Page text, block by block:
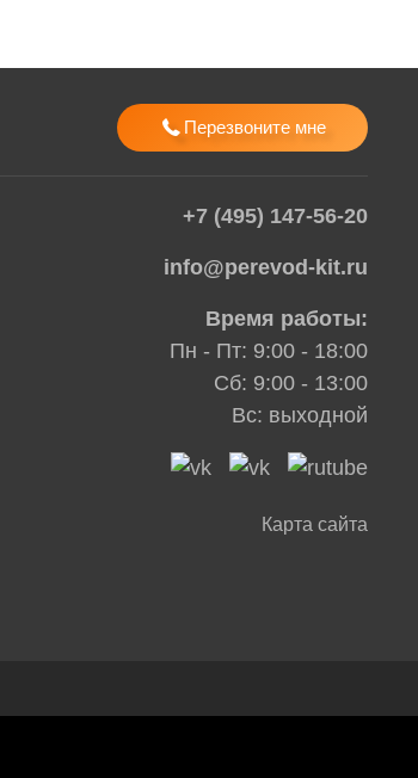
Перезвоните мне
+7 (495) 147-56-20
info@perevod-kit.ru
Время работы:
Пн - Пт: 9:00 - 18:00
Сб: 9:00 - 13:00
Вс: выходной
Карта сайта